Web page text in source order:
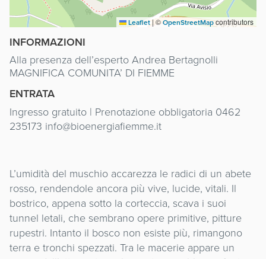
Leaflet |©OpenStreetMapcontributors
INFORMAZIONI
Alla presenza dell’esperto Andrea Bertagnolli
MAGNIFICA COMUNITA’ DI FIEMME
ENTRATA
Ingresso gratuito | Prenotazione obbligatoria 0462
235173 info@bioenergiafiemme.it
L’umidità del muschio accarezza le radici di un abete
rosso, rendendole ancora più vive, lucide, vitali. Il
bostrico, appena sotto la corteccia, scava i suoi
tunnel letali, che sembrano opere primitive, pitture
rupestri. Intanto il bosco non esiste più, rimangono
terra e tronchi spezzati. Tra le macerie appare un